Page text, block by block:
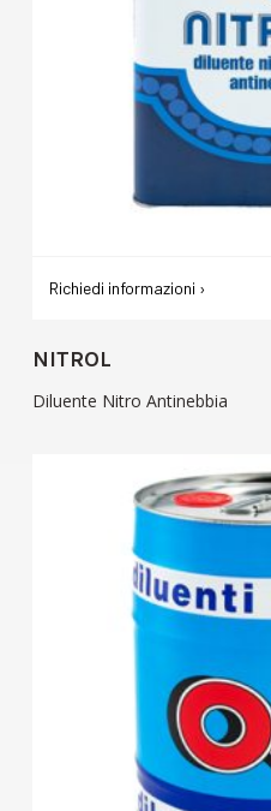
Richiedi informazioni ›
NITROL
Diluente Nitro Antinebbia